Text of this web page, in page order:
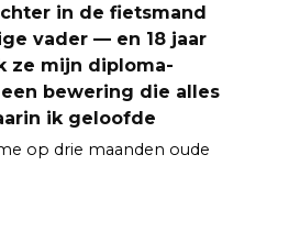
in de fietsmand
vader — en 18 jaar
ze mijn diploma-
bewering die alles
ik geloofde
op drie maanden oude